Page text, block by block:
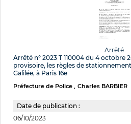
Arrêté
Arrêté n° 2023 T 110004 du 4 octobre
provisoire, les règles de
Galilée, à Paris 16e
Préfecture de Police Charles BARBIER
Date de publication :
06/10/2023